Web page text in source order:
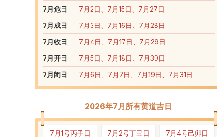
7 月危日
7月2日、7月15日、7月27日
7 月成日
7月3日、7月16日、7月28日
7 月收日
7月4日、7月17日、7月29日
7 月开日
7月5日、7月18日、7月30日
7 月闭日 7月6日、7月7日、7月19日、7月31日
2026年7月所有黄道吉日
7月1号丙子日
7月2号丁丑日
7月4号己卯日